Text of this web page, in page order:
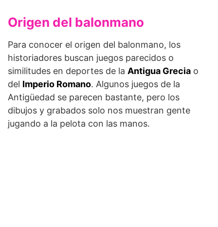
Origen del balonmano
Para conocer el origen del balonmano, los
historiadores buscan juegos parecidos o
similitudes en deportes de la Antigua Grecia o
del Imperio Romano. Algunos juegos de la
Antigüedad se parecen bastante, pero los
dibujos y grabados solo nos muestran gente
jugando a la pelota con las manos.